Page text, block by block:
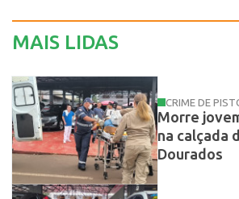
MAIS LIDAS
CRIME DE
Morre
na calçada
Dourados